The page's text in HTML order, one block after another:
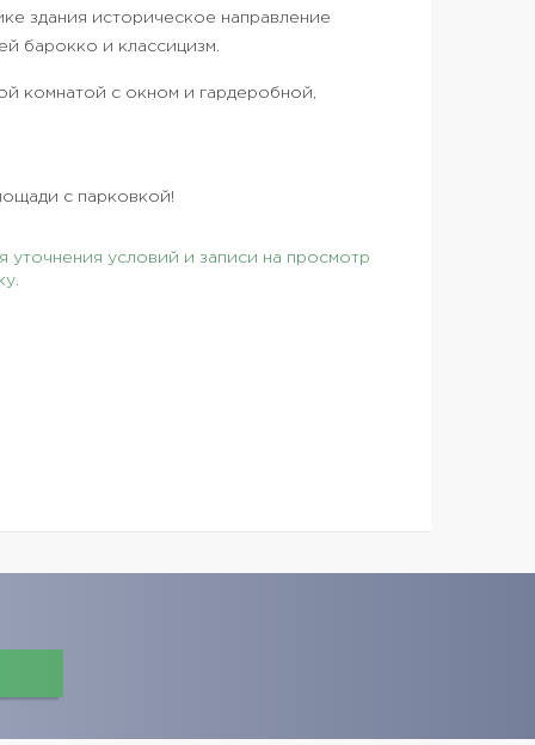
здания историческое направление
барокко и классицизм.
комнатой с окном и гардеробной,
с парковкой!
условий и записи на просмотр